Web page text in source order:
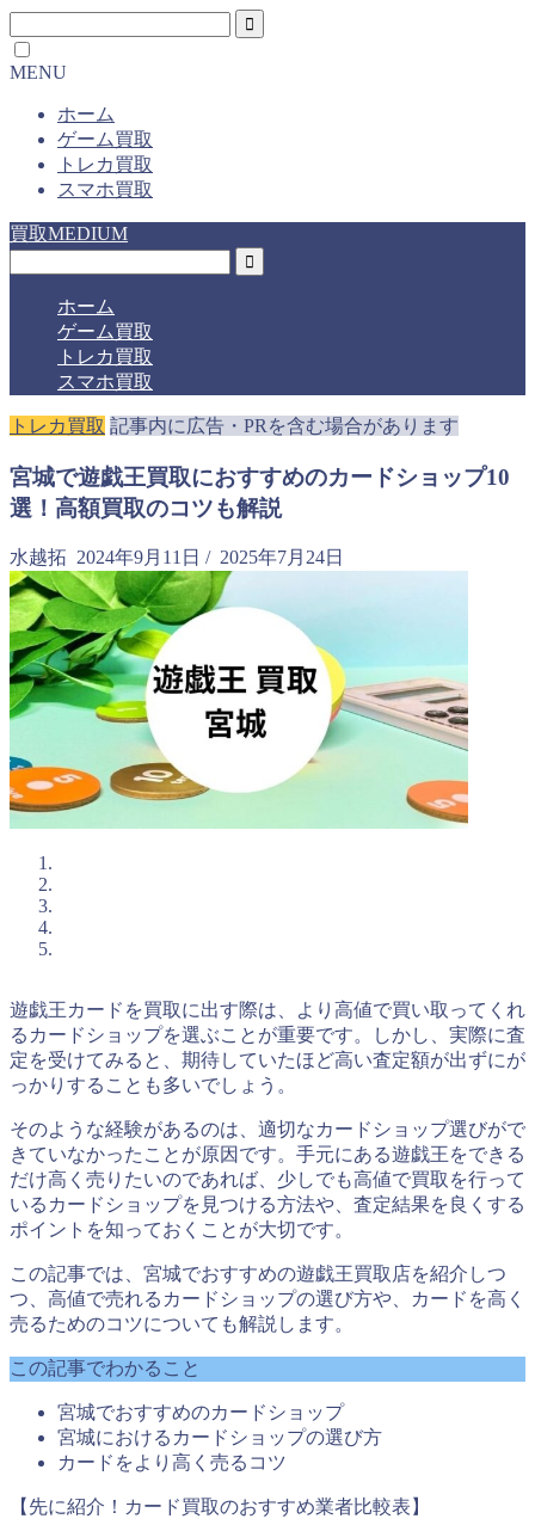
MENU
ホーム
ゲーム買取
トレカ買取
スマホ買取
買取MEDIUM
ホーム
ゲーム買取
トレカ買取
スマホ買取
トレカ買取 記事内に広告・PRを含む場合があります
宮城で遊戯王買取におすすめのカードショップ10
選！高額買取のコツも解説
水越拓 2024年9月11日 / 2025年7月24日
遊戯王カードを買取に出す際は、より高値で買い取ってくれ
るカードショップを選ぶことが重要です。しかし、実際に査
定を受けてみると、期待していたほど高い査定額が出ずにが
っかりすることも多いでしょう。
そのような経験があるのは、適切なカードショップ選びがで
きていなかったことが原因です。手元にある遊戯王をできる
だけ高く売りたいのであれば、少しでも高値で買取を行って
いるカードショップを見つける方法や、査定結果を良くする
ポイントを知っておくことが大切です。
この記事では、宮城でおすすめの遊戯王買取店を紹介しつ
つ、高値で売れるカードショップの選び方や、カードを高く
売るためのコツについても解説します。
この記事でわかること
宮城でおすすめのカードショップ
宮城におけるカードショップの選び方
カードをより高く売るコツ
【先に紹介！カード買取のおすすめ業者比較表】